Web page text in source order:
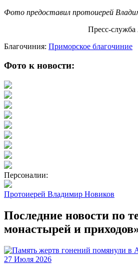
Фото предоставил протоиерей
Пресс-служба
Благочиния: Приморское благочиние
Фото к новости:
Персоналии:
Протоиерей Владимир Новиков
Последние новости по
монастырей и
27 Июля 2026